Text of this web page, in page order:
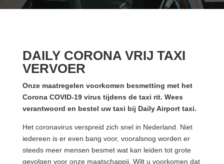
DAILY CORONA VRIJ TAXI
VERVOER
Onze maatregelen voorkomen besmetting met het
Corona COVID-19 virus tijdens de taxi rit. Wees
verantwoord en bestel uw taxi bij Daily Airport taxi.
Het coronavirus verspreid zich snel in Nederland. Niet
iedereen is er even bang voor, vooralsnog worden er
steeds meer mensen besmet wat kan leiden tot grote
gevolgen voor onze maatschappij. Wilt u voorkomen dat